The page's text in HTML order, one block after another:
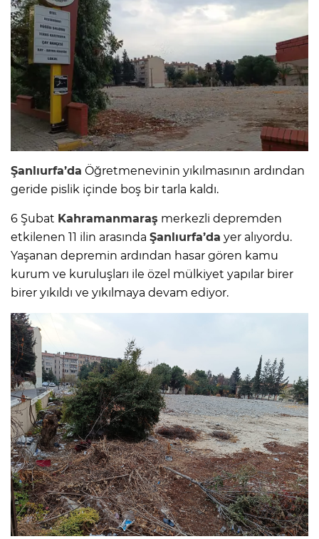
Şanlıurfa’da Öğretmenevinin yıkılmasının ardından
geride pislik içinde boş bir tarla kaldı.
6 Şubat Kahramanmaraş merkezli depremden
etkilenen 11 ilin arasında Şanlıurfa’da yer alıyordu.
Yaşanan depremin ardından hasar gören kamu
kurum ve kuruluşları ile özel mülkiyet yapılar birer
birer yıkıldı ve yıkılmaya devam ediyor.